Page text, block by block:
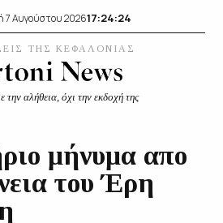
7 Αυγούστου 202617:24:24
ΤΗΣ ΚΕΦΑΛΟΝΙΑΣ
την αλήθεια, όχι την εκδοχή της
μήνυμα απο
του Έρη